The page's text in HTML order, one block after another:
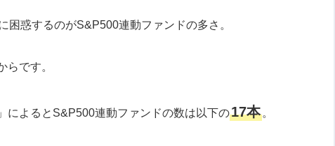
惑するのがS&P500連動ファンドの多さ。
らです。
によるとS&P500連動ファンドの数は以下の17本 。